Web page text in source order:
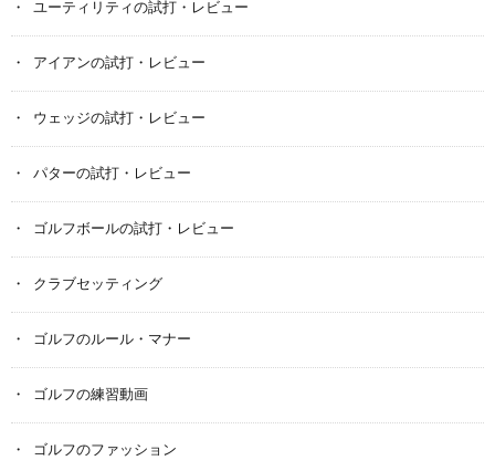
ユーティリティの試打・レビュー
アイアンの試打・レビュー
ウェッジの試打・レビュー
パターの試打・レビュー
ゴルフボールの試打・レビュー
クラブセッティング
ゴルフのルール・マナー
ゴルフの練習動画
ゴルフのファッション